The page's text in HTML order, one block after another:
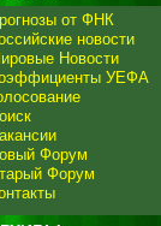
от ФНК
новости
Новости
УЕФА
Форум
Форум